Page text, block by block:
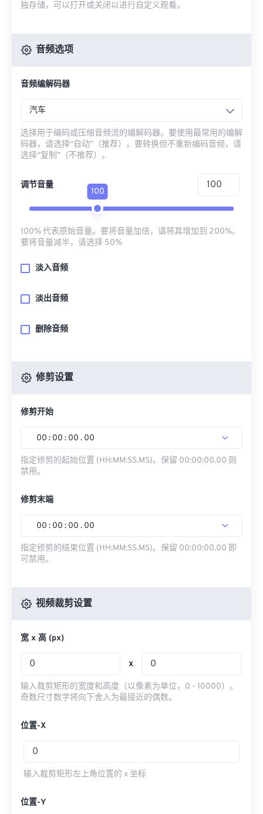
独存储，可以打开或关闭以进行自定义观看。
音频选项
音频编解码器
汽车
选择用于编码或压缩音频流的编解码器。要使用最常用的编解
码器，请选择“自动”（推荐）。要转换但不重新编码音频，请
选择“复制”（不推荐）。
调节音量
100
100% 代表原始音量。要将音量加倍，请将其增加到 200%。
要将音量减半，请选择 50%
淡入音频
淡出音频
删除音频
修剪设置
修剪开始
00 : 00 : 00 . 00
指定修剪的起始位置 (HH:MM:SS.MS)。保留 00:00:00.00 则
禁用。
修剪末端
00 : 00 : 00 . 00
指定修剪的结束位置 (HH:MM:SS.MS)。保留 00:00:00.00 即
可禁用。
视频裁剪设置
宽 x 高 (px)
x
输入裁剪矩形的宽度和高度（以像素为单位，0 - 10000）。
奇数尺寸数字将向下舍入为最接近的偶数。
位置-X
输入裁剪矩形左上角位置的 x 坐标
位置-Y